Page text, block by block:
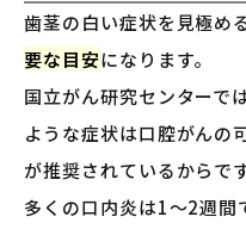
歯茎の白い症状を見極め
要な目安になります。
国立がん研究センターで
ような症状は口腔がんの
が推奨されているからで
多くの口内炎は1〜2週間